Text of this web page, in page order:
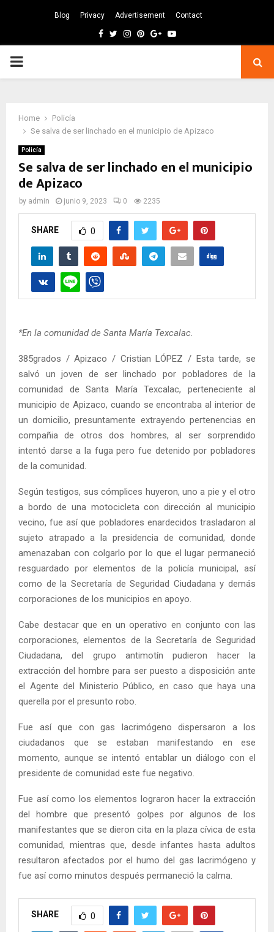
Blog Privacy Advertisement Contact
Facebook
TwitterInstagram
Pinterest
GoogleYoutube
PRIMARY
Home
Policía
Se salva de ser linchado en el municipio de Apizaco
Policía
Se salva de ser linchado en el municipio
de Apizaco
by admin junio 9, 2023 0 2235
SHARE 0
*En la comunidad de Santa María Texcalac.
385grados / Apizaco / Cristian LÓPEZ / Esta tarde, se
salvó un joven de ser linchado por pobladores de la
comunidad de Santa María Texcalac, perteneciente al
municipio de Apizaco, cuando se encontraba al interior de
un domicilio, presuntamente extrayendo pertenencias en
compañia de otros dos hombres, al ser sorprendido
intentó darse a la fuga pero fue detenido por pobladores
de la comunidad.
Según testigos, sus cómplices huyeron, uno a pie y el otro
a bordo de una motocicleta con dirección al municipio
vecino, fue así que pobladores enardecidos trasladaron al
sujeto atrapado a la presidencia de comunidad, donde
amenazaban con colgarlo por lo que el lugar permaneció
resguardado por elementos de la policía municipal, así
como de la Secretaría de Seguridad Ciudadana y demás
corporaciones de los municipios en apoyo.
Cabe destacar que en un operativo en conjunto con las
corporaciones, elementos de la Secretaría de Seguridad
Ciudadana, del grupo antimotín pudieron hacer la
extracción del hombre para ser puesto a disposición ante
el Agente del Ministerio Público, en caso que haya una
querella por el presunto robo.
Fue así que con gas lacrimógeno dispersaron a los
ciudadanos que se estaban manifestando en ese
momento, aunque se intentó entablar un diálogo con el
presidente de comunidad este fue negativo.
Fue así como los elementos lograron hacer la extracción
del hombre que presentó golpes por algunos de los
manifestantes que se dieron cita en la plaza cívica de esta
comunidad, mientras que, desde infantes hasta adultos
resultaron afectados por el humo del gas lacrimógeno y
fue así como minutos después permaneció la calma.
SHARE 0